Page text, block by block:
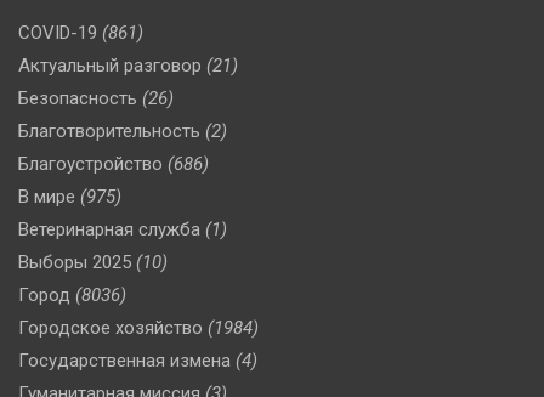
COVID-19 (861)
Актуальный разговор (21)
Безопасность (26)
Благотворительность (2)
Благоустройство (686)
В мире (975)
Ветеринарная служба (1)
Выборы 2025 (10)
Город (8036)
Городское хозяйство (1984)
Государственная измена (4)